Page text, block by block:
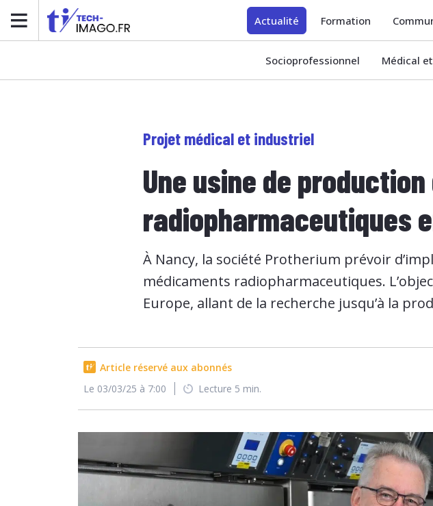
Actualité Formation
Socioprofessionnel Médical
Projet médical et industriel
Une usine de
radiopharmaceutiques
À Nancy, la société Protherium prévoir
médicaments radiopharmaceutiques.
Europe, allant de la recherche jusqu’à la
Article réservé aux abonnés
Le 03/03/25 à 7:00
Lecture 5 min.